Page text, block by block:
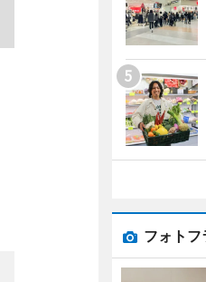
フォトフ